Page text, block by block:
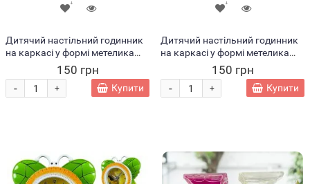
Дитячий настільний годинник
на каркасі у формі метелика
LM77-7300, Різнокольоровий
(AHMD)
150 грн
+
- Купити
Дитячий настільний годинник
на каркасі у формі метелика
LM77-7301, Бузковий (AHMD)
150 грн
+
- Купити